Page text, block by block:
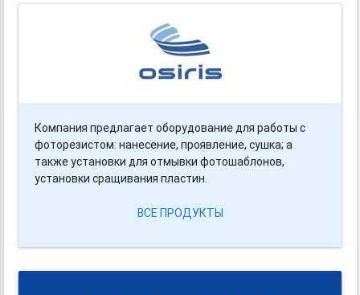
Компания предлагает оборудование для работы с
фоторезистом: нанесение, проявление, сушка; а
также установки для отмывки фотошаблонов,
установки сращивания пластин.
ВСЕ ПРОДУКТЫ